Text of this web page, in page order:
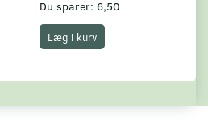
Du sparer: 6,50
Læg i kurv